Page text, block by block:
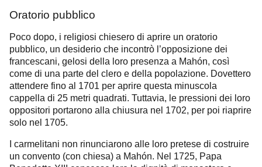
Oratorio pubblico
Poco dopo, i religiosi chiesero di aprire un oratorio
pubblico, un desiderio che incontrò l’opposizione dei
francescani, gelosi della loro presenza a Mahón, così
come di una parte del clero e della popolazione. Dovettero
attendere fino al 1701 per aprire questa minuscola
cappella di 25 metri quadrati. Tuttavia, le pressioni dei loro
oppositori portarono alla chiusura nel 1702, per poi riaprire
solo nel 1705.
I carmelitani non rinunciarono alle loro pretese di costruire
un convento (con chiesa) a Mahón. Nel 1725, Papa